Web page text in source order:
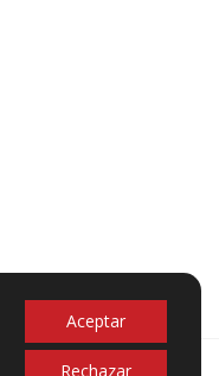
Aceptar
Rechazar